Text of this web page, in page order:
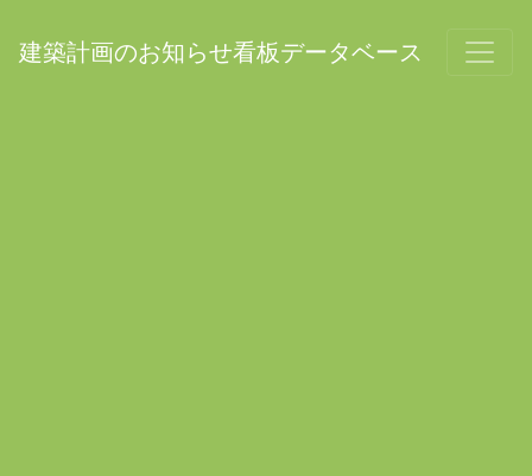
建築計画のお知らせ看板データベース